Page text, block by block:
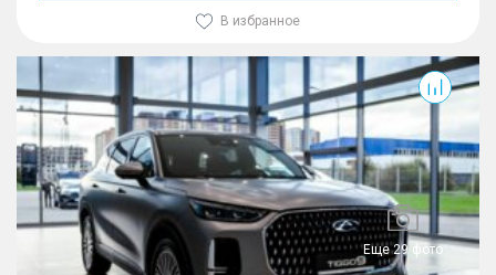
В избранное
Еще 29 фото
Tiggo 9